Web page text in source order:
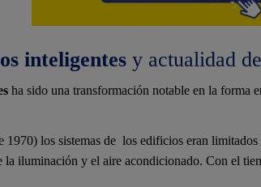
inteligentesy actualidad
ha sido una transformación notable en la forma
1970) los sistemas de los edificios eran
la iluminación y el aire acondicionado. Con el